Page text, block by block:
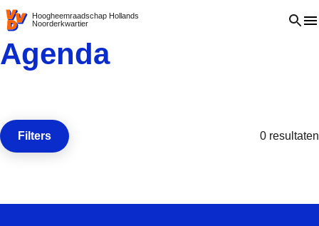
VVD.nl - Ga naar de homepage
Hoogheemraadschap Hollands
Noorderkwartier
Open
Agenda
Open de
Filters 0 resultaten